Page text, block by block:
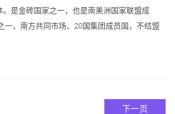
是金砖国家之一，也是南美洲国家联盟成
一，南方共同市场、20国集团成员国，不结盟
下一页